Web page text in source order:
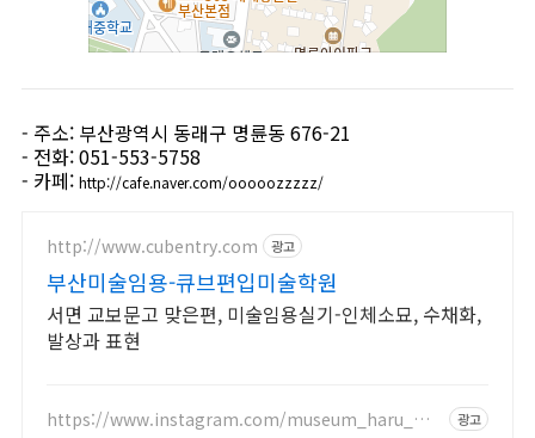
- 주소: 부산광역시 동래구 명륜동 676-21
- 전화: 051-553-5758
- 카페: http://cafe.naver.com/ooooozzzzz/
http://www.cubentry.com 광고
부산미술임용-큐브편입미술학원
서면 교보문고 맞은편, 미술임용실기-인체소묘, 수채화,
발상과 표현
https://www.instagram.com/museum_haru_mis
광고